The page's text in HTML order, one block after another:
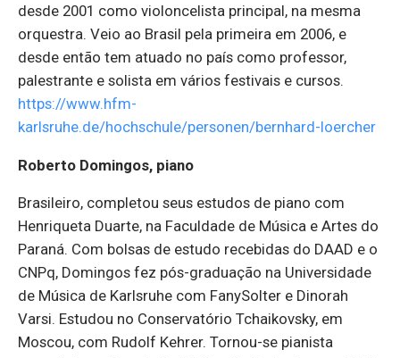
desde 2001 como violoncelista principal, na mesma
orquestra. Veio ao Brasil pela primeira em 2006, e
desde então tem atuado no país como professor,
palestrante e solista em vários festivais e cursos.
https://www.hfm-
karlsruhe.de/hochschule/personen/bernhard-loercher
Roberto Domingos, piano
Brasileiro, completou seus estudos de piano com
Henriqueta Duarte, na Faculdade de Música e Artes do
Paraná. Com bolsas de estudo recebidas do DAAD e o
CNPq, Domingos fez pós-graduação na Universidade
de Música de Karlsruhe com FanySolter e Dinorah
Varsi. Estudou no Conservatório Tchaikovsky, em
Moscou, com Rudolf Kehrer. Tornou-se pianista